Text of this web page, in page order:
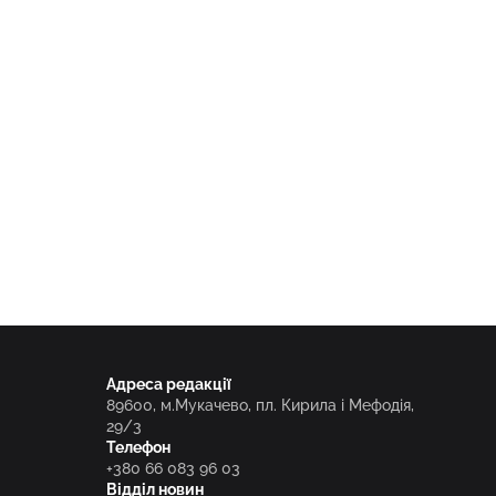
Адреса редакції
89600, м.Мукачево, пл. Кирила і Мефодія,
29/3
Телефон
+380 66 083 96 03
Відділ новин